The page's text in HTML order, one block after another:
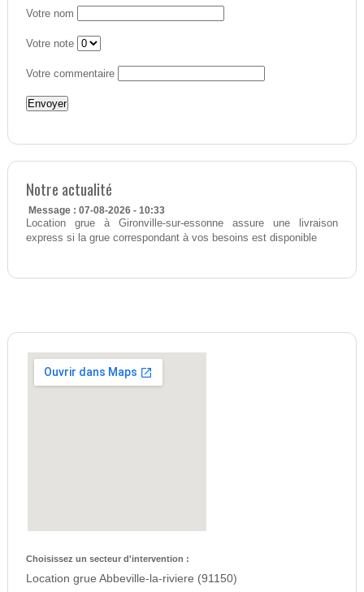
Votre nom
Votre note
Votre commentaire
Notre actualité
Message : 07-08-2026 - 10:33
Location grue à Gironville-sur-essonne assure une livraison
express si la grue correspondant à vos besoins est disponible
Choisissez un secteur d'intervention :
Location grue Abbeville-la-riviere (91150)